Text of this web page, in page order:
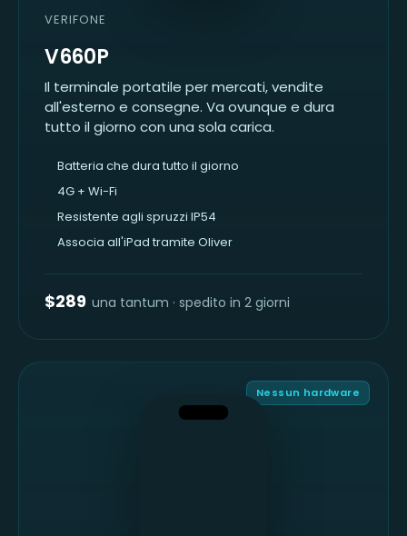
VERIFONE
V660P
Il terminale portatile per mercati, vendite
all'esterno e consegne. Va ovunque e dura
tutto il giorno con una sola carica.
Batteria che dura tutto il giorno
4G + Wi-Fi
Resistente agli spruzzi IP54
Associa all'iPad tramite Oliver
$289 una tantum · spedito in 2 giorni
Nessun hardware
ALLA